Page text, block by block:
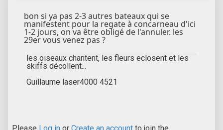
bon si ya pas 2-3 autres bateaux qui se
manifestent pour la regate à concarneau d'ici
1-2 jours, on va être obligé de l'annuler. les
29er vous venez pas ?
les oiseaux chantent, les fleurs eclosent et les
skiffs décollent...
Guillaume laser4000 4521